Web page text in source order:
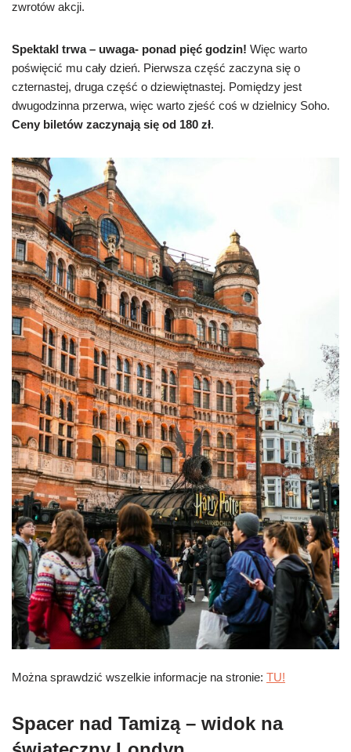
zwrotów akcji.
Spektakl trwa – uwaga- ponad pięć godzin! Więc warto
poświęcić mu cały dzień. Pierwsza część zaczyna się o
czternastej, druga część o dziewiętnastej. Pomiędzy jest
dwugodzinna przerwa, więc warto zjeść coś w dzielnicy Soho.
Ceny biletów zaczynają się od 180 zł.
Można sprawdzić wszelkie informacje na stronie: TU!
Spacer nad Tamizą – widok na